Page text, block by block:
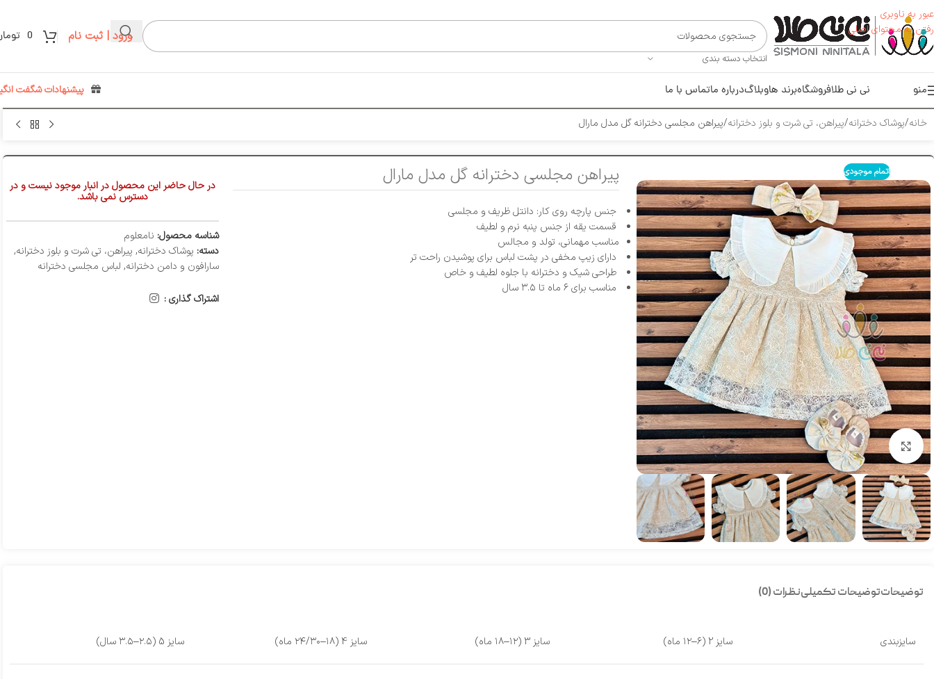
عبور به ناوبری
رفتن به محتوای اصلی
انتخاب دسته بندی
ورود | ثبت نام 0
منو نی نی طلافروشگاهبرند هاوبلاگدرباره ماتماس با ما پیشنهادات شگفت
خانه پوشاک دخترانه پیراهن، تی شرت و بلوز دخترانه پیراهن مجلسی دخترانه گل مدل مارال
اتمام موجودی
بزرگنمایی تصویر
پیراهن مجلسی دخترانه گل مدل مارال
جنس پارچه روی کار: دانتل ظریف و مجلسی
قسمت یقه از جنس پنبه نرم و لطیف
مناسب مهمانی، تولد و مجالس
دارای زیپ مخفی در پشت لباس برای پوشیدن راحت‌ تر
طراحی شیک و دخترانه با جلوه لطیف و خاص
مناسب برای ۶ ماه تا ۳.۵ سال
در حال حاضر این محصول در انبار موجود نیست و در
دسترس نمی باشد.
شناسه محصول: نامعلوم
دسته: پوشاک دخترانه, پیراهن، تی شرت و بلوز دخترانه,
سارافون و دامن دخترانه, لباس مجلسی دخترانه
اشتراک گذاری :
توضیحاتتوضیحات تکمیلینظرات (0)
سایزبندی سایز 2 (۶–۱۲ ماه) سایز 3 (۱۲–۱۸ ماه) سایز 4 (۱۸–۲۴/۳۰ ماه) سایز 5 (۲.۵–۳.۵ سال)